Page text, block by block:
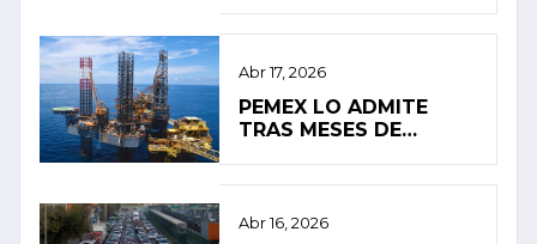
Abr 17, 2026
PEMEX LO ADMITE
TRAS MESES DE
GOLFO DE MÉXICO
Abr 16, 2026